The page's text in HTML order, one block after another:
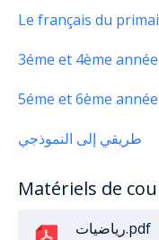
Le français du
3éme et 4ème année
5éme et 6ème année
طريقي إلى النموذجي
Matériels de
رياضيات.pdf